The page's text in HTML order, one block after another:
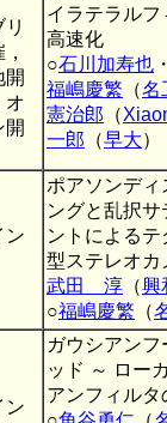
リ
開
オ
開
イラテラル
高速化
○石川加寿也
福嶋慶繁 （名
憲治郎 （
一郎 （早大）
ン
ポアソンデ
ングと乱択
ントによる
型ステレオカ
武田 淳 （興
○福嶋慶繁 （
ン
ガウシアン
ッド ～ ロー
アンフィルタ